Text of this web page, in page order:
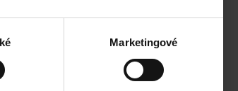
Marketingové